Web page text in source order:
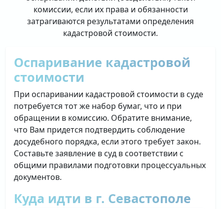
комиссии, если их права и обязанности
затрагиваются результатами определения
кадастровой стоимости.
Оспаривание кадастровой
стоимости
При оспаривании кадастровой стоимости в суде
потребуется тот же набор бумаг, что и при
обращении в комиссию. Обратите внимание,
что Вам придется подтвердить соблюдение
досудебного порядка, если этого требует закон.
Составьте заявление в суд в соответствии с
общими правилами подготовки процессуальных
документов.
Куда идти в г. Севастополе